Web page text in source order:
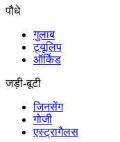
पौधे
गुलाब
ट्यूलिप
ऑर्किड
जड़ी-बूटी
जिनसेंग
गोजी
एस्ट्रागैलस